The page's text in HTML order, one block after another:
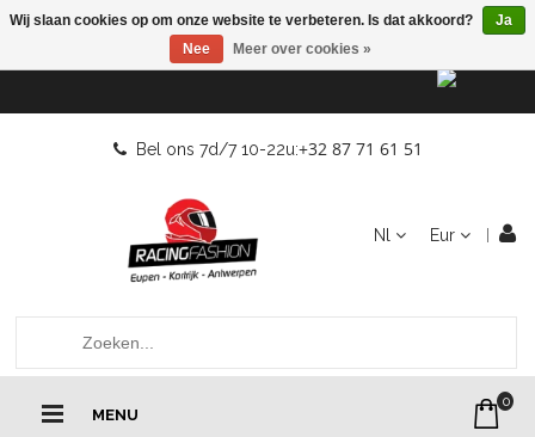
Bel ons 7d/7 10-22u:+32 87 71 61 51
Nl Eur
MENU
0
Wij slaan cookies op om onze website te verbeteren. Is dat akkoord?
Ja
Nee
Meer over cookies »